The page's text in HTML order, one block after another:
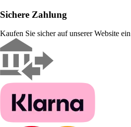
Sichere Zahlung
Kaufen Sie sicher auf unserer Website ein